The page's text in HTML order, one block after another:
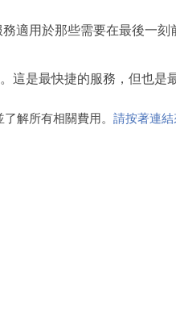
適用於那些需要在最後一刻
是最快捷的服務，但也是最
解所有相關費用。 請按著連